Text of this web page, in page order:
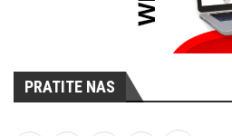
PRATITE NAS